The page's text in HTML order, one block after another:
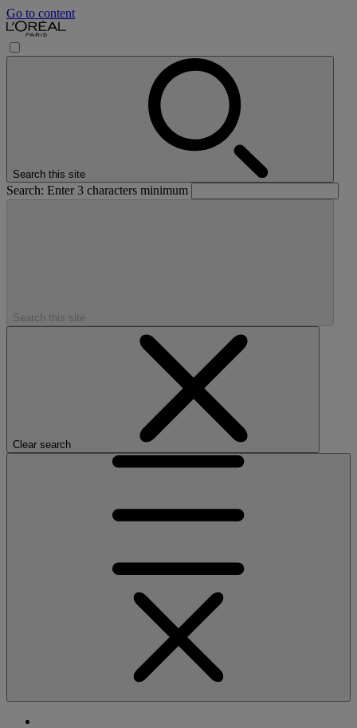
Go to content
Search this site
Search: Enter 3 characters minimum
Search this site
Clear search